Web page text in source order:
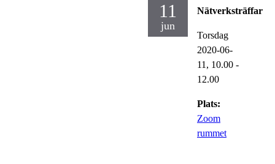
11
jun
Nätverksträffar
Torsdag
2020-06-
11, 10.00 -
12.00
Plats:
Zoom
rummet